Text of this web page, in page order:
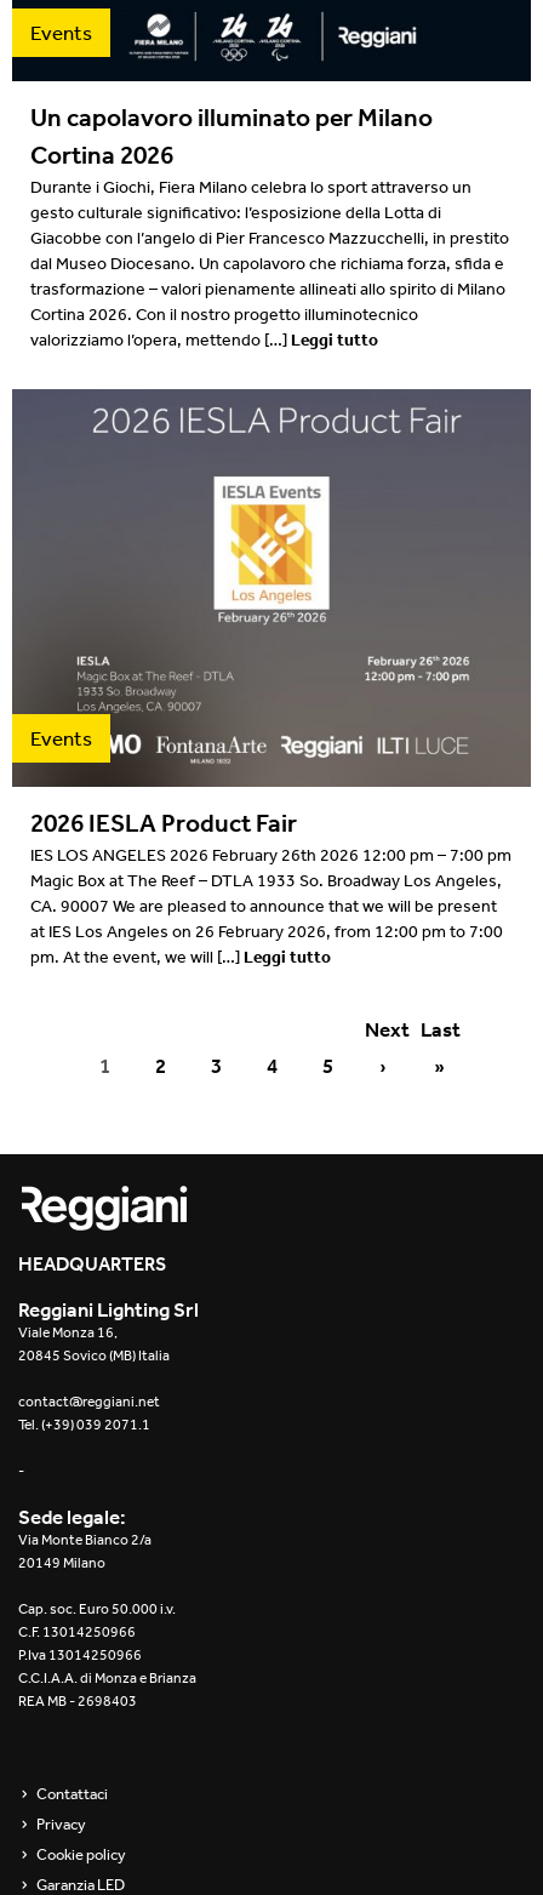
Events
Un capolavoro illuminato per Milano
Cortina 2026
Durante i Giochi, Fiera Milano celebra lo sport attraverso un
gesto culturale significativo: l’esposizione della Lotta di
Giacobbe con l’angelo di Pier Francesco Mazzucchelli, in prestito
dal Museo Diocesano. Un capolavoro che richiama forza, sfida e
trasformazione – valori pienamente allineati allo spirito di Milano
Cortina 2026. Con il nostro progetto illuminotecnico
valorizziamo l’opera, mettendo […]Leggi tutto
Events
2026 IESLA Product Fair
IES LOS ANGELES 2026 February 26th 2026 12:00 pm – 7:00 pm
Magic Box at The Reef – DTLA 1933 So. Broadway Los Angeles,
CA. 90007 We are pleased to announce that we will be present
at IES Los Angeles on 26 February 2026, from 12:00 pm to 7:00
pm. At the event, we will […]Leggi tutto
1 2 3 4 5
Next
›
Last
»
HEADQUARTERS
Reggiani Lighting Srl
Viale Monza 16,
20845 Sovico (MB) Italia
contact@reggiani.net
Tel. (+39) 039 2071.1
-
Sede legale:
Via Monte Bianco 2/a
20149 Milano
Cap. soc. Euro 50.000 i.v.
C.F. 13014250966
P.Iva 13014250966
C.C.I.A.A. di Monza e Brianza
REA MB - 2698403
Contattaci
Privacy
Cookie policy
Garanzia LED